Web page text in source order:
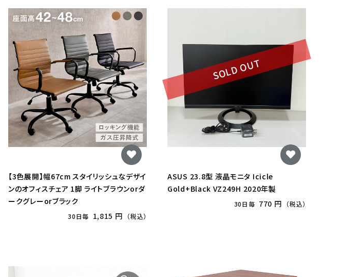
【3色展開】幅67cm スタイリッシュなデザイ
ンのオフィスチェア 1脚 ライトブラウンorダ
ークグレーorブラック
30日毎 1,815 円 （税込）
SOLD OUT
ASUS 23.8型 液晶モニタ Icicle
Gold+Black VZ249H 2020年製
30日毎 770 円 （税込）